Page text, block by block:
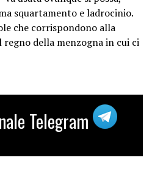
squartamento e ladrocinio.
che corrispondono alla
della menzogna in cui ci
Telegram